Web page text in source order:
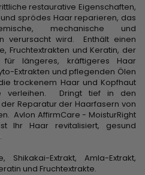
restaurative Eigenschaften,
sprödes Haar reparieren, das
mechanische und
verursacht wird. Enthält einen
Fruchtextrakten und Keratin, der
für längeres, kräftigeres Haar
Extrakten und pflegenden Ölen
trockenem Haar und Kopfhaut
verleihen. Dringt tief in den
Reparatur der Haarfasern von
Avlon AffirmCare - MoisturRight
Ihr Haar revitalisiert, gesund
Shikakai-Extrakt, Amla-Extrakt,
und Fruchtextrakte.